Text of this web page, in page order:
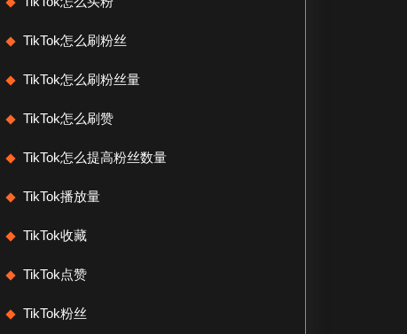
TikTok怎么刷粉丝
TikTok怎么刷粉丝量
TikTok怎么刷赞
TikTok怎么提高粉丝数量
TikTok播放量
TikTok收藏
TikTok点赞
TikTok粉丝